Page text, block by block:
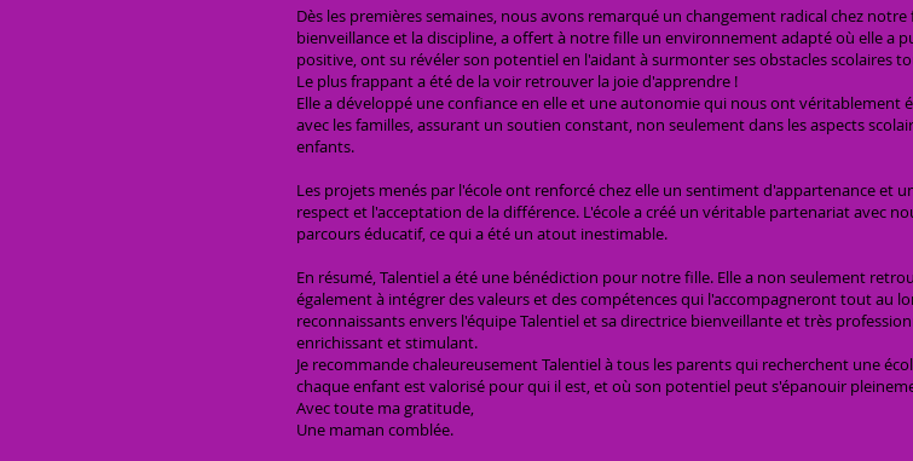
Dès les premières semaines, nous avons remarqué un changement radical chez
bienveillance et la discipline, a offert à notre fille un environnement adapté où elle a
positive, ont su révéler son potentiel en l'aidant à surmonter ses obstacles scolaires
Le plus frappant a été de la voir retrouver la joie d'apprendre !
Elle a développé une confiance en elle et une autonomie qui nous ont véritablement
avec les familles, assurant un soutien constant, non seulement dans les aspects
enfants.
Les projets menés par l'école ont renforcé chez elle un sentiment d'appartenance et
respect et l'acceptation de la différence. L'école a créé un véritable partenariat avec
parcours éducatif, ce qui a été un atout inestimable.
En résumé, Talentiel a été une bénédiction pour notre fille. Elle a non seulement
également à intégrer des valeurs et des compétences qui l'accompagneront tout au
reconnaissants envers l'équipe Talentiel et sa directrice bienveillante et très
enrichissant et stimulant.
Je recommande chaleureusement Talentiel à tous les parents qui recherchent une
chaque enfant est valorisé pour qui il est, et où son potentiel peut s'épanouir
Avec toute ma gratitude,
Une maman comblée.